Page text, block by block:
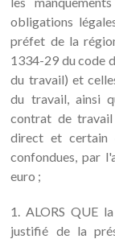
obligations
préfet de la
1334-29 du code
du travail) et
du travail, ainsi
contrat de travail
direct et certain
confondues, par
euro ;
1. ALORS QUE
justifié de la